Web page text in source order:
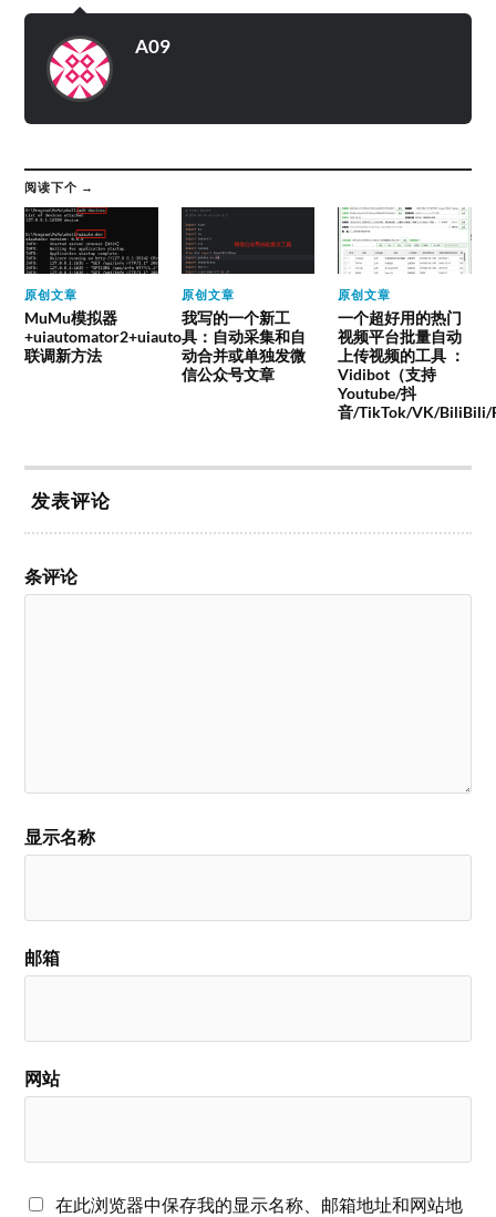
A09
阅读下个 →
原创文章
MuMu模拟器
+uiautomator2+uiauto
联调新方法
原创文章
我写的一个新工
具：自动采集和自
动合并或单独发微
信公众号文章
原创文章
一个超好用的热门
视频平台批量自动
上传视频的工具 ：
Vidibot（支持
Youtube/抖
音/TikTok/VK/BiliBili/
发表评论
条评论
显示名称
邮箱
网站
在此浏览器中保存我的显示名称、邮箱地址和网站地